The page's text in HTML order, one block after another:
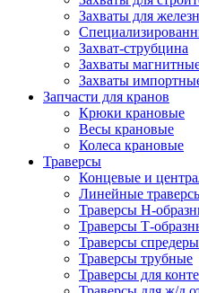
Захваты для
Захват-струбцина
Захваты
Захваты
Запчасти для кранов
Крюки крановые
Весы крановые
Колеса крановые
Траверсы
Концевые и
Линейные
Траверсы Н-
Траверсы Т-
Траверсы спредеры
Траверсы трубные
Траверсы для